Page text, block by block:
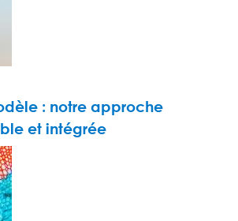
: notre approche
et intégrée